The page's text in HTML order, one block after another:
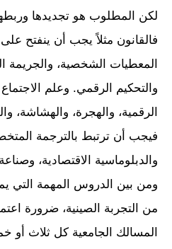
لكن المطلوب هو تجديدها
فالقانون مثلاً يجب أن ينفتح
المعطيات الشخصية، والجريمة
والتحكيم الرقمي. وعلم
الرقمية، والهجرة، والهشاشة،
فيجب أن ترتبط بالترجمة
والدبلوماسية الاقتصادية،
ومن بين الدروس المهمة التي
من التجربة الصينية، ضرورة
المسالك الجامعية كل ثلاث